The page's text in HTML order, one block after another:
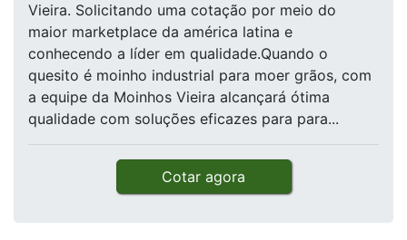
Vieira. Solicitando uma cotação por meio do
maior marketplace da américa latina e
conhecendo a líder em qualidade.Quando o
quesito é moinho industrial para moer grãos, com
a equipe da Moinhos Vieira alcançará ótima
qualidade com soluções eficazes para para...
Cotar agora